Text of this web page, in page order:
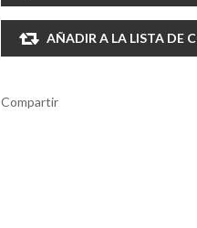
AÑADIR A LA LISTA DE
Compartir